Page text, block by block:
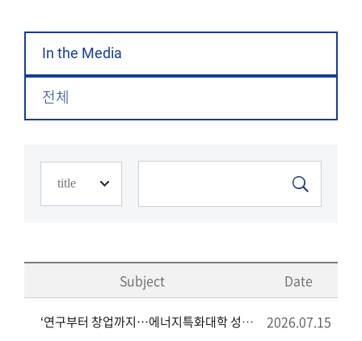
In the Media
전체
Subject Date
‘연구부터 창업까지…에너지특화대학 성장모델 제시’ 2026.07.15